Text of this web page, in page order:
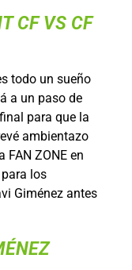
CFVS CF
todo un sueño
a un paso de
para que la
ambientazo
FAN ZONE en
los
Giménez antes